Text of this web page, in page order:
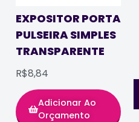
EXPOSITOR PORTA
PULSEIRA SIMPLES
TRANSPARENTE
R$8,84
Adicionar Ao
Orçamento